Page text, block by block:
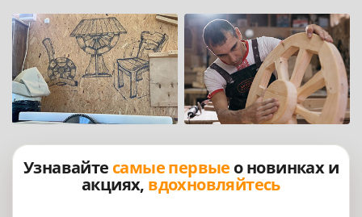
Узнавайте самые первые о новинках и
акциях, вдохновляйтесь